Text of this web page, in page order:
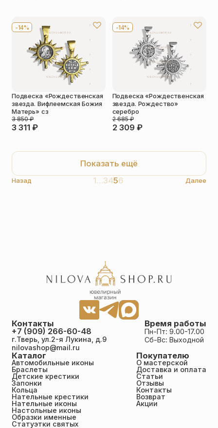
-14%
Подвеска «Рождественская
звезда. Вифлеемская Божия
Матерь» сз
3 311 ₽
3 850₽
-14%
Подвеска «Рождественская
звезда. Рождество»
серебро
2 309 ₽
2 685₽
Показать ещё
Назад 1…3456 Далее
Каталог
Автомобильные иконы
Браслеты
Детские крестики
Запонки
Кольца
Нательные крестики
Нательные иконы
Настольные иконы
Образки именные
Статуэтки святых
Покупателю
О мастерской
Доставка и оплата
Статьи
Отзывы
Контакты
Возврат
Акции
Время работы
Пн-Пт: 9.00-17.00
Сб-Вс: Выходной
Контакты
+7 (909) 266-60-48
г.Тверь, ул.2-я Лукина, д.9
nilovashop@mail.ru